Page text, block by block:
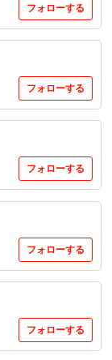
フォローする
フォローする
フォローする
フォローする
フォローする